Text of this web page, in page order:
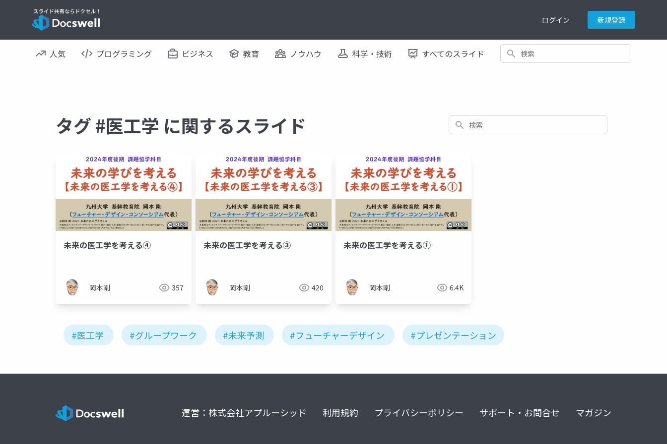
ログイン 新規登録
人気 プログラミング ビジネス 教育 ノウハウ 科学・技術 すべてのスライド 検索
タグ #医工学 に関するスライド 検索
未来の医工学を考える④
岡本剛 357
未来の医工学を考える③
岡本剛 420
未来の医工学を考える①
岡本剛 6.4K
#医工学 #グループワーク #未来予測 #フューチャーデザイン #プレゼンテーション
運営：株式会社アプルーシッド 利用規約 プライバシーポリシー サポート・お問合せ マガジン